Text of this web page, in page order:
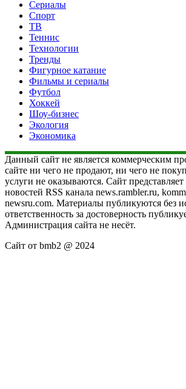
Сериалы
Спорт
ТВ
Теннис
Технологии
Тренды
Фигурное катание
Фильмы и сериалы
Футбол
Хоккей
Шоу-бизнес
Экология
Экономика
Данный сайт не является коммерческим
сайте ни чего не продают, ни чего не
услуги не оказываются. Сайт
новостей RSS канала news.rambler.ru,
newsru.com. Материалы публикуются без
ответственность за достоверность
Администрация сайта не несёт.
Сайт от bmb2 @ 2024